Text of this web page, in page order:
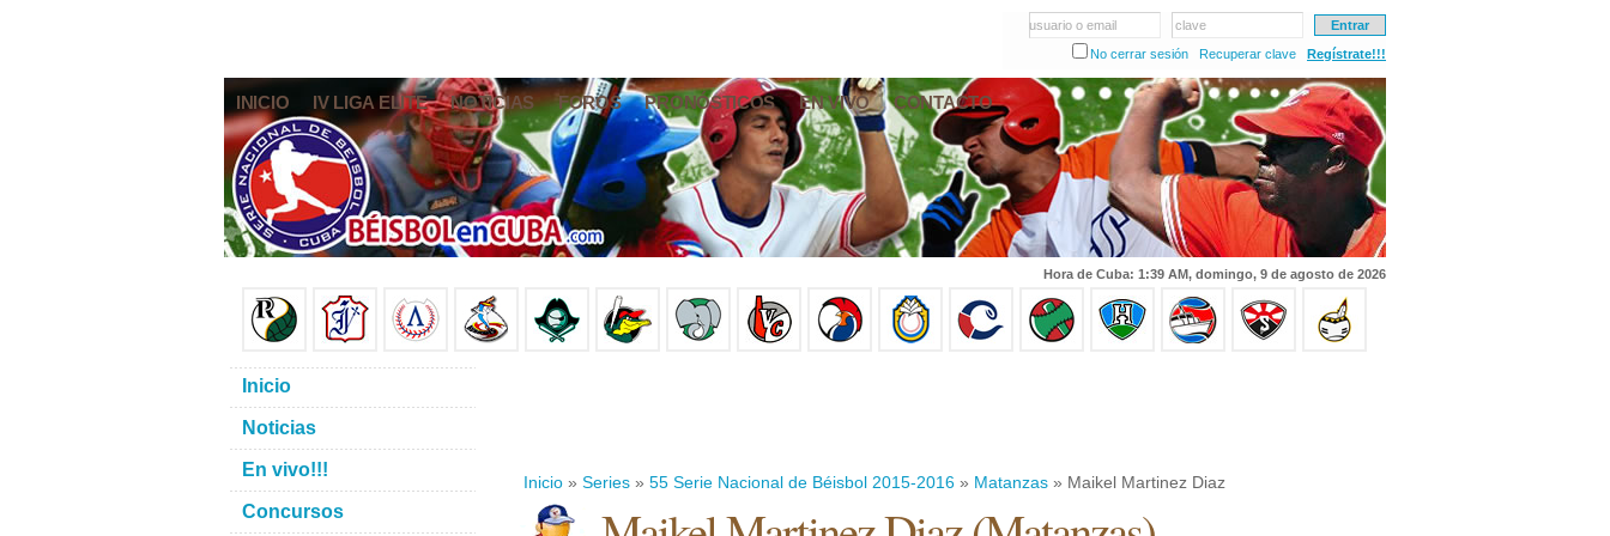
usuario o email
clave
No cerrar sesión
Recuperar clave Regístrate!!!
INICIO IV LIGA ELITE NOTICIAS FOROS PRONÓSTICOS EN VIVO CONTACTO
Hora de Cuba: 1:39 AM, domingo, 9 de agosto de 2026
Inicio » Series » 55 Serie Nacional de Béisbol 2015-2016 » Matanzas » Maikel Martinez Diaz
Inicio
Noticias
En vivo!!!
Concursos